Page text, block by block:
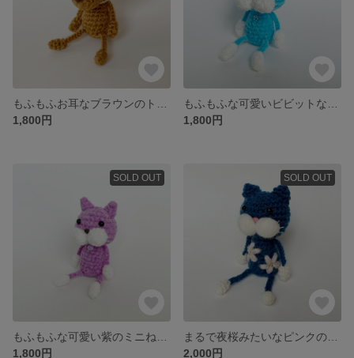
1,800円
1,800円
SOLD OUT
1,800円
SOLD OUT
2,000円